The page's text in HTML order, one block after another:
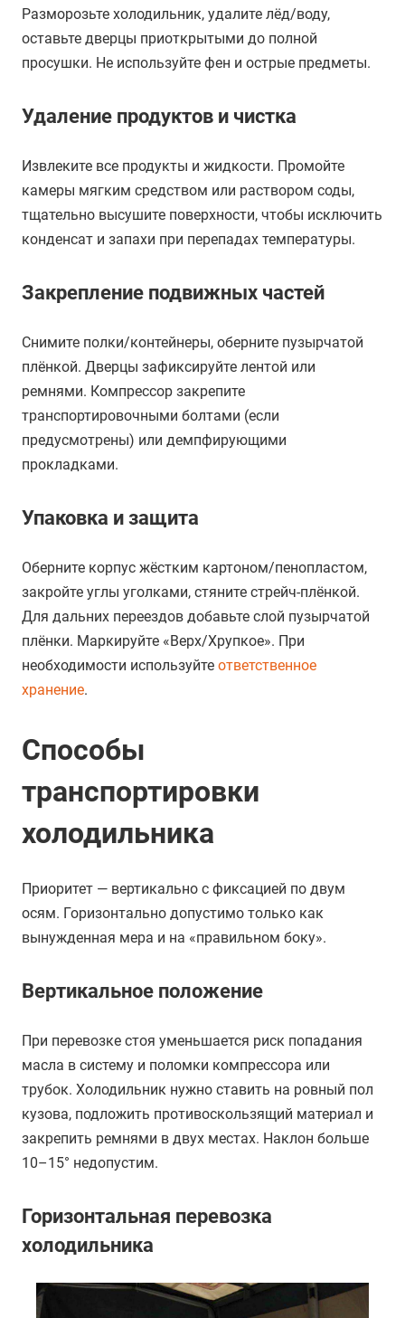
Разморозьте холодильник, удалите лёд/воду,
оставьте дверцы приоткрытыми до полной
просушки. Не используйте фен и острые предметы.
Удаление продуктов и чистка
Извлеките все продукты и жидкости. Промойте
камеры мягким средством или раствором соды,
тщательно высушите поверхности, чтобы исключить
конденсат и запахи при перепадах температуры.
Закрепление подвижных частей
Снимите полки/контейнеры, оберните пузырчатой
плёнкой. Дверцы зафиксируйте лентой или
ремнями. Компрессор закрепите
транспортировочными болтами (если
предусмотрены) или демпфирующими
прокладками.
Упаковка и защита
Оберните корпус жёстким картоном/пенопластом,
закройте углы уголками, стяните стрейч-плёнкой.
Для дальних переездов добавьте слой пузырчатой
плёнки. Маркируйте «Верх/Хрупкое». При
необходимости используйте ответственное
хранение.
Способы
транспортировки
холодильника
Приоритет — вертикально с фиксацией по двум
осям. Горизонтально допустимо только как
вынужденная мера и на «правильном боку».
Вертикальное положение
При перевозке стоя уменьшается риск попадания
масла в систему и поломки компрессора или
трубок. Холодильник нужно ставить на ровный пол
кузова, подложить противоскользящий материал и
закрепить ремнями в двух местах. Наклон больше
10–15° недопустим.
Горизонтальная перевозка
холодильника